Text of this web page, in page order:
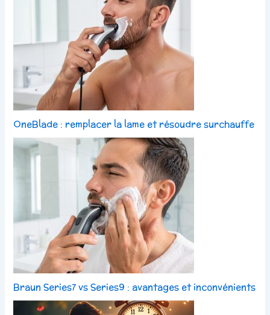
OneBlade : remplacer la lame et résoudre surchauffe
Braun Series7 vs Series9 : avantages et inconvénients